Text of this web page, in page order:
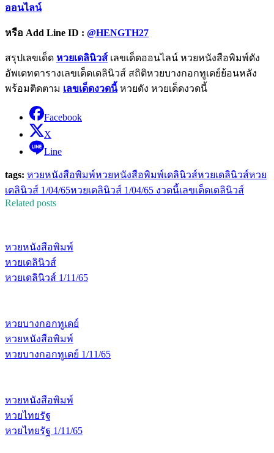
ออนไลน์
หรือ Add Line ID : @HENGTH27
สรุปเลขเด็ด หวยเดลินิวส์ เลขเด็ดออนไลน์ หวยหนังสือพิมพ์ดัง
อัพเดทตารางเลขเด็ดเดลินิวส์ สถิติหวยบางกอกทูเดย์ย้อนหลัง
พร้อมติดตาม เลขเด็ดงวดนี้ หวยดัง หวยเด็ดงวดนี้
Facebook
X
Line
tags: หวยหนังสือพิมพ์หวยหนังสือพิมพ์เดลินิวส์หวยเดลินิวส์หวย
เดลินิวส์ 1/04/65หวยเดลินิวส์ 1/04/65 งวดนี้เลขเด็ดเดลินิวส์
Related posts
หวยหนังสือพิมพ์
หวยเดลินิวส์
หวยเดลินิวส์ 1/11/65
หวยบางกอกทูเดย์
หวยหนังสือพิมพ์
หวยบางกอกทูเดย์ 1/11/65
หวยหนังสือพิมพ์
หวยไทยรัฐ
หวยไทยรัฐ 1/11/65